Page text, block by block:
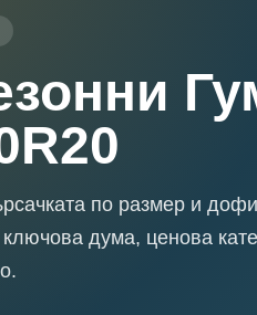
по размер и
ключова дума, ценова